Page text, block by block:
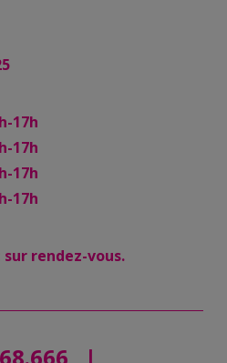
17h
17h
17h
17h
rendez-vous.
|